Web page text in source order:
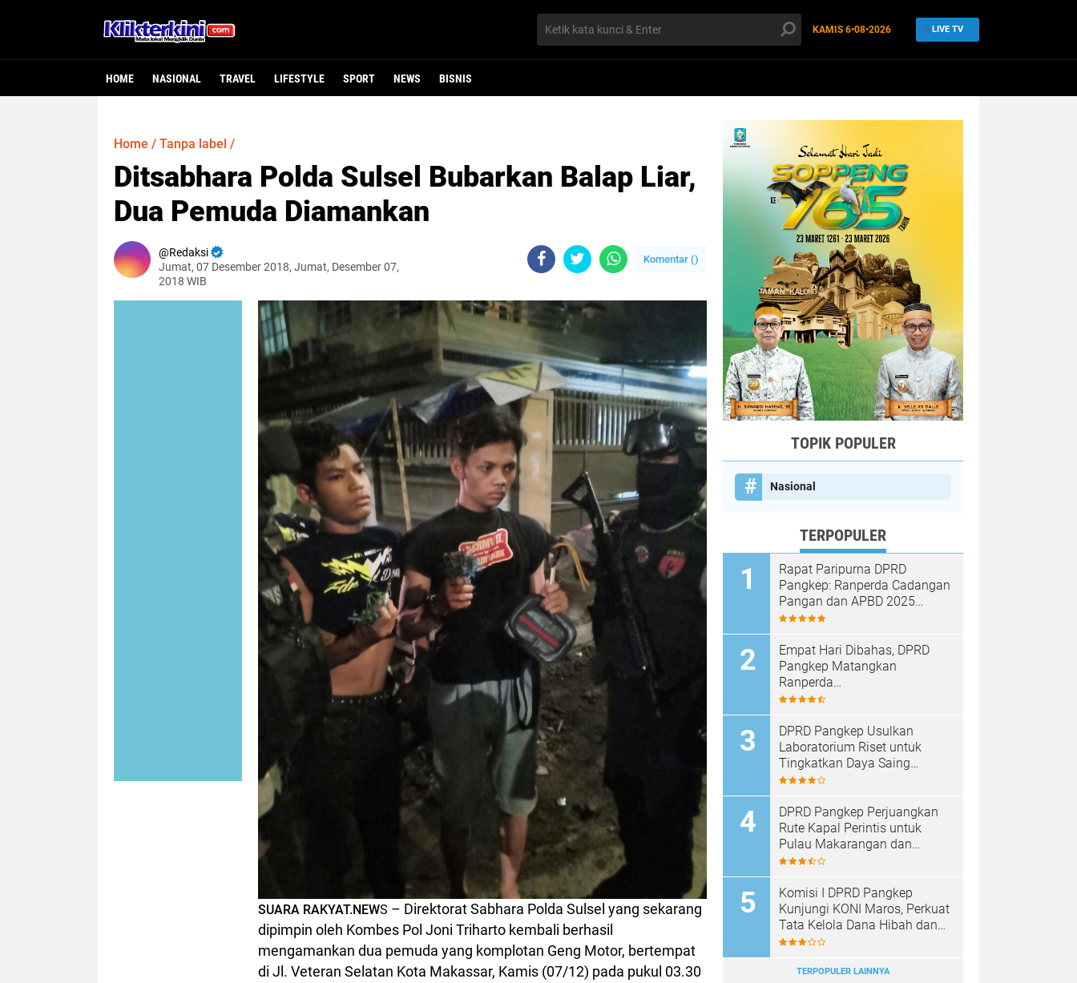
KAMIS 6•08•2026 LIVE TV
HOME NASIONAL TRAVEL LIFESTYLE SPORT NEWS BISNIS
Home / Tanpa label /
Ditsabhara Polda Sulsel Bubarkan Balap Liar,
Dua Pemuda Diamankan
Redaksi
Jumat, 07 Desember 2018, Jumat, Desember 07,
2018 WIB
Komentar ()
SUARA RAKYAT.NEWS – Direktorat Sabhara Polda Sulsel yang sekarang
dipimpin oleh Kombes Pol Joni Triharto kembali berhasil
mengamankan dua pemuda yang komplotan Geng Motor, bertempat
di Jl. Veteran Selatan Kota Makassar, Kamis (07/12) pada pukul 03.30
TOPIK POPULER
Nasional
TERPOPULER
Rapat Paripurna DPRD
Pangkep: Ranperda Cadangan
Pangan dan APBD 2025
Disetujui dengan Sejumlah
Empat Hari Dibahas, DPRD
Pangkep Matangkan
Ranperda
Pertanggungjawaban APBD
DPRD Pangkep Usulkan
Laboratorium Riset untuk
Tingkatkan Daya Saing
Produk Unggulan
DPRD Pangkep Perjuangkan
Rute Kapal Perintis untuk
Pulau Makarangan dan
Langkoteang
Komisi I DPRD Pangkep
Kunjungi KONI Maros, Perkuat
Tata Kelola Dana Hibah dan
Pembinaan Olahraga
TERPOPULER LAINNYA